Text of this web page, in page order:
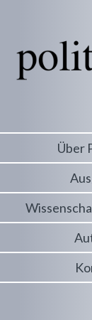
Über